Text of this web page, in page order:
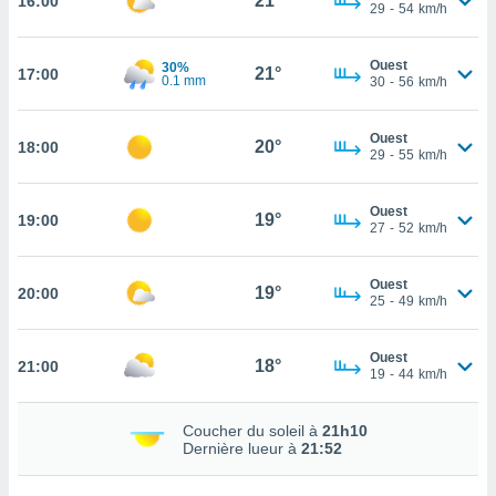
votre
en
au
web.
29 - 54 km/h
17:00
30%
0.1 mm
21°
Ouest
30 - 56 km/h
18:00 20°
Ouest
29 - 55 km/h
19:00 19°
Ouest
27 - 52 km/h
20:00 19°
Ouest
25 - 49 km/h
21:00 18°
Ouest
19 - 44 km/h
Coucher du soleil à 21h10
Dernière lueur à 21:52